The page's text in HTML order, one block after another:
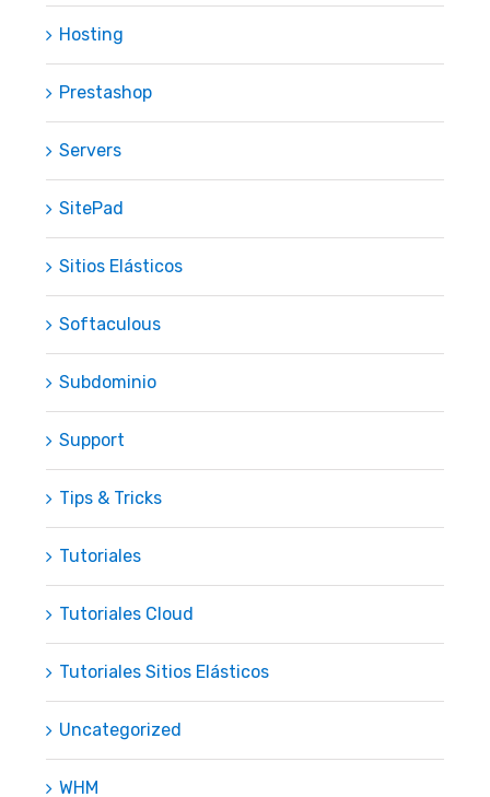
Hosting
Prestashop
Servers
SitePad
Sitios Elásticos
Softaculous
Subdominio
Support
Tips & Tricks
Tutoriales
Tutoriales Cloud
Tutoriales Sitios Elásticos
Uncategorized
WHM